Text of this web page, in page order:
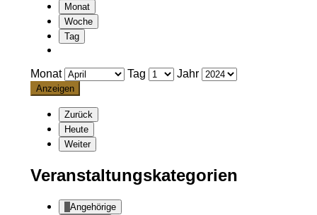
Monat
Woche
Tag
Monat Tag Jahr
Zurück
Heute
Weiter
Veranstaltungskategorien
Angehörige